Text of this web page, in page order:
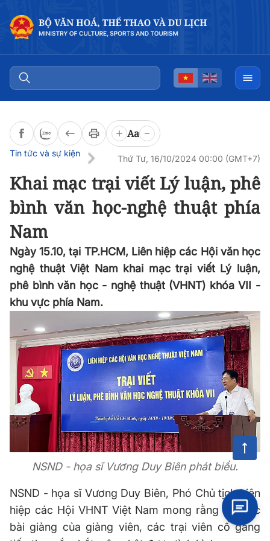
Aa
Tin tức và sự kiện
Thứ Tư, 16/10/2024 00:00 (GMT+7)
Khai mạc trại viết Lý luận, phê
bình văn học-nghệ thuật phía
Nam
Ngày 15.10, tại TP.HCM, Liên hiệp các Hội văn học
nghệ thuật Việt Nam khai mạc trại viết Lý luận,
phê bình văn học - nghệ thuật (VHNT) khóa VII -
khu vực phía Nam.
NSND - họa sĩ Vương Duy Biên phát biểu.
NSND - họa sĩ Vương Duy Biên, Phó Chủ tịch Liên
hiệp các Hội VHNT Việt Nam mong rằng với các
bài giảng của giảng viên, các trại viên cố gắng
Đọc bài